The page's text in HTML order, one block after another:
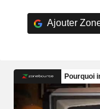
Ajouter